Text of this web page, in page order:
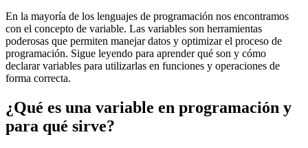
En la mayoría de los lenguajes de programación nos encontramos
con el concepto de variable. Las variables son herramientas
poderosas que permiten manejar datos y optimizar el proceso de
programación. Sigue leyendo para aprender qué son y cómo
declarar variables para utilizarlas en funciones y operaciones de
forma correcta.
¿Qué es una variable en programación y
para qué sirve?